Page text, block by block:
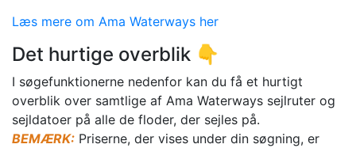
Læs mere om Ama Waterways her
Det hurtige overblik 👇
I søgefunktionerne nedenfor kan du få et hurtigt
overblik over samtlige af Ama Waterways sejlruter og
sejldatoer på alle de floder, der sejles på.
BEMÆRK: Priserne, der vises under din søgning, er